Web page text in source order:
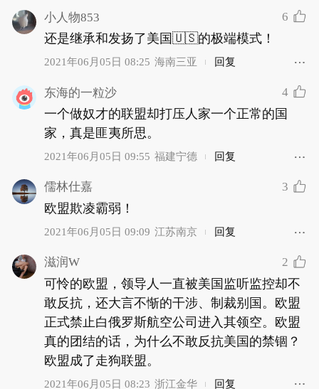
小人物853 6
还是继承和发扬了美国🇺🇸的极端模式！
2021年06月05日 08:25 海南三亚 回复
东海的一粒沙 4
一个做奴才的联盟却打压人家一个正常的国
家，真是匪夷所思。
2021年06月05日 09:55 福建宁德 回复
儒林仕嘉 3
欧盟欺凌霸弱！
2021年06月05日 09:09 江苏南京 回复
滋润W 2
可怜的欧盟，领导人一直被美国监听监控却不
敢反抗，还大言不惭的干涉、制裁别国。欧盟
正式禁止白俄罗斯航空公司进入其领空。欧盟
真的团结的话，为什么不敢反抗美国的禁锢？
欧盟成了走狗联盟。
2021年06月05日 08:23 浙江金华 回复